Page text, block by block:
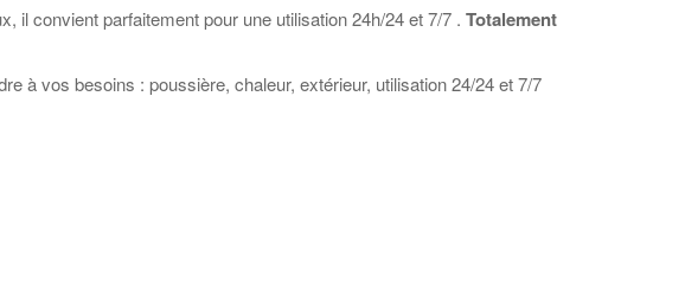
il convient parfaitement pour une utilisation 24h/24 et 7/7 . Totalement
à vos besoins : poussière, chaleur, extérieur, utilisation 24/24 et 7/7